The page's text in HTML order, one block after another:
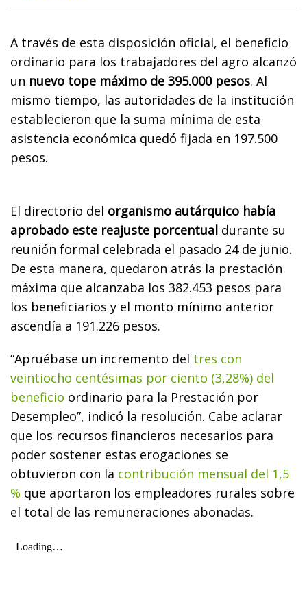
A través de esta disposición oficial, el beneficio
ordinario para los trabajadores del agro alcanzó
un nuevo tope máximo de 395.000 pesos. Al
mismo tiempo, las autoridades de la institución
establecieron que la suma mínima de esta
asistencia económica quedó fijada en 197.500
pesos.
El directorio del organismo autárquico había
aprobado este reajuste porcentual durante su
reunión formal celebrada el pasado 24 de junio.
De esta manera, quedaron atrás la prestación
máxima que alcanzaba los 382.453 pesos para
los beneficiarios y el monto mínimo anterior
ascendía a 191.226 pesos.
“Apruébase un incremento del tres con
veintiocho centésimas por ciento (3,28%) del
beneficio ordinario para la Prestación por
Desempleo”, indicó la resolución. Cabe aclarar
que los recursos financieros necesarios para
poder sostener estas erogaciones se
obtuvieron con la contribución mensual del 1,5
% que aportaron los empleadores rurales sobre
el total de las remuneraciones abonadas.